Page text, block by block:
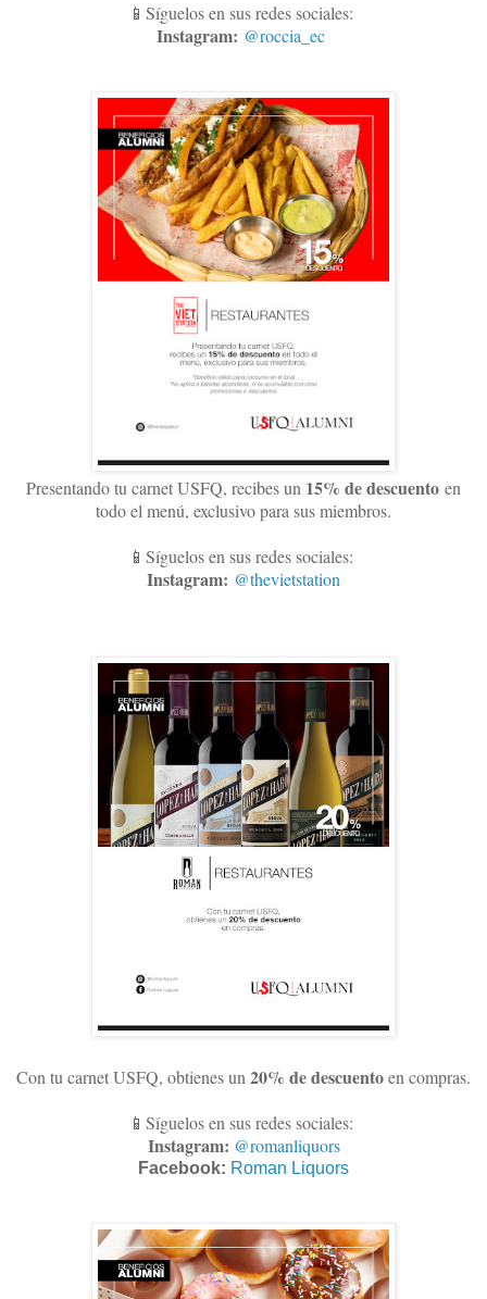
📱Síguelos en sus redes sociales:
Instagram: @roccia_ec
Presentando tu carnet USFQ, recibes un 15% de descuento en
todo el menú, exclusivo para sus miembros.
📱Síguelos en sus redes sociales:
Instagram: @thevietstation
Con tu carnet USFQ, obtienes un20% de descuentoen compras.
📱Síguelos en sus redes sociales:
Instagram: @romanliquors
Facebook: Roman Liquors